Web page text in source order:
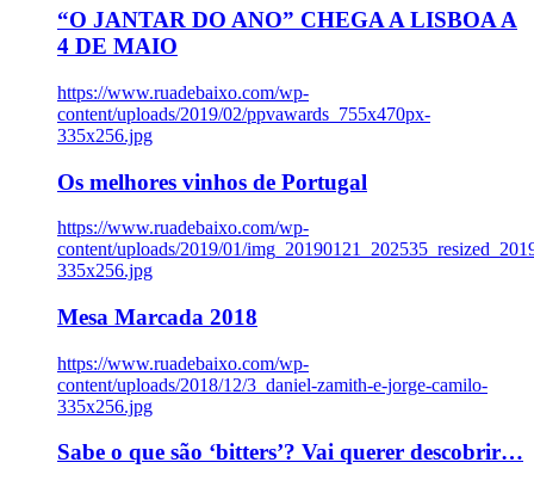
“O JANTAR DO ANO” CHEGA A LISBOA A
4 DE MAIO
https://www.ruadebaixo.com/wp-
content/uploads/2019/02/ppvawards_755x470px-
335x256.jpg
Os melhores vinhos de Portugal
https://www.ruadebaixo.com/wp-
content/uploads/2019/01/
335x256.jpg
Mesa Marcada 2018
https://www.ruadebaixo.com/wp-
content/uploads/2018/12/3_daniel-zamith-e-jorge-camilo-
335x256.jpg
Sabe o que são ‘bitters’? Vai querer descobrir…